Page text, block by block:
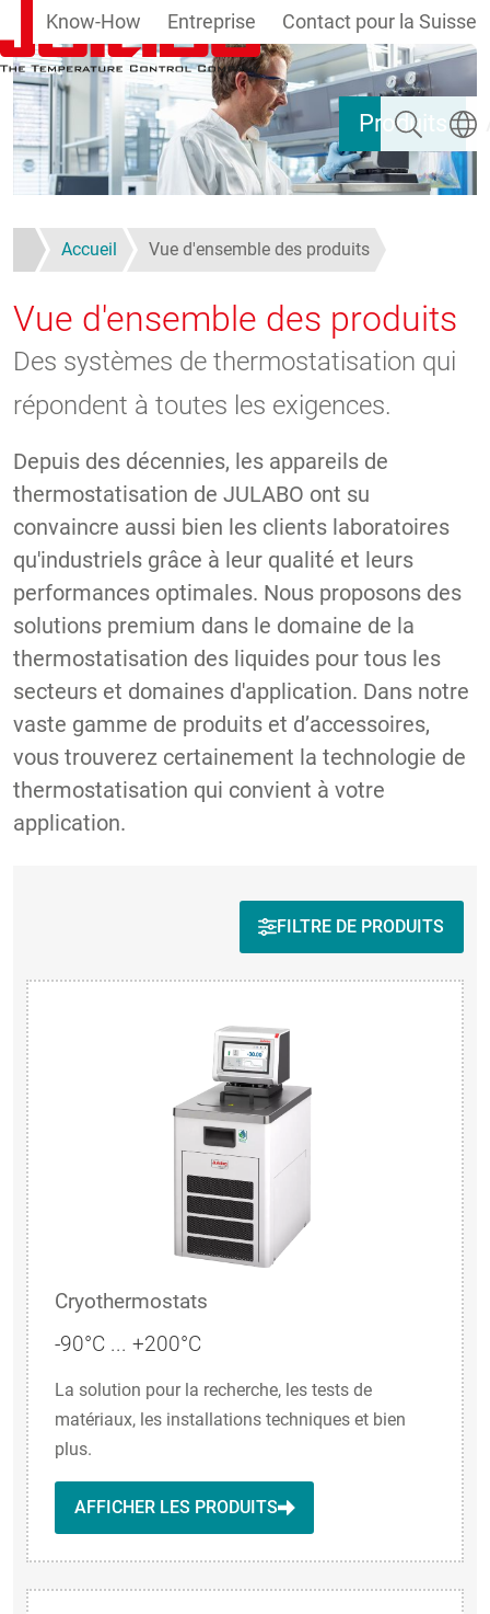
Aller au contenu principal
Produits
Know-How Entreprise Contact pour la Suisse
Rechercher
Accueil Vue d'ensemble des produits
Vue d'ensemble des produits
Des systèmes de thermostatisation qui
répondent à toutes les exigences.
Depuis des décennies, les appareils de
thermostatisation de JULABO ont su
convaincre aussi bien les clients laboratoires
qu'industriels grâce à leur qualité et leurs
performances optimales. Nous proposons des
solutions premium dans le domaine de la
thermostatisation des liquides pour tous les
secteurs et domaines d'application. Dans notre
vaste gamme de produits et d’accessoires,
vous trouverez certainement la technologie de
thermostatisation qui convient à votre
application.
FILTRE DE PRODUITS
Cryothermostats
-90°C ... +200°C
La solution pour la recherche, les tests de
matériaux, les installations techniques et bien
plus.
AFFICHER LES PRODUITS